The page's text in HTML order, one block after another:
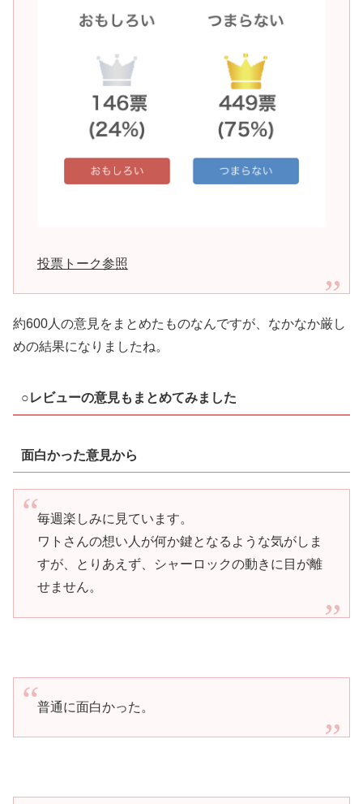
投票トーク参照
約600人の意見をまとめたものなんですが、なかなか厳し
めの結果になりましたね。
○レビューの意見もまとめてみました
面白かった意見から
毎週楽しみに見ています。
ワトさんの想い人が何か鍵となるような気がしま
すが、とりあえず、シャーロックの動きに目が離
せません。
普通に面白かった。